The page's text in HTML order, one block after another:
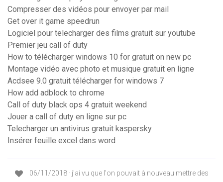
Compresser des vidéos pour envoyer par mail
Get over it game speedrun
Logiciel pour telecharger des films gratuit sur youtube
Premier jeu call of duty
How to télécharger windows 10 for gratuit on new pc
Montage vidéo avec photo et musique gratuit en ligne
Acdsee 9.0 gratuit télécharger for windows 7
How add adblock to chrome
Call of duty black ops 4 gratuit weekend
Jouer a call of duty en ligne sur pc
Telecharger un antivirus gratuit kaspersky
Insérer feuille excel dans word
06/11/2018 · j'ai vu que l'on pouvait à nouveau mettre des